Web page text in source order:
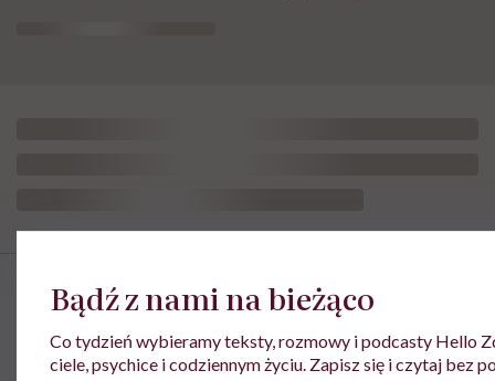
Najpopularniejsze
Bądź z nami na bieżąco
Co tydzień wybieramy teksty, rozmowy i podcasty Hello
ciele, psychice i codziennym życiu. Zapisz się i czytaj bez